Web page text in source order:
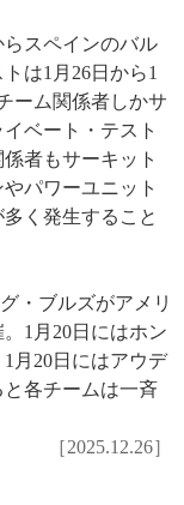
らスペインのバル
は1月26日から1
ーム関係者しかサ
ベート・テスト
者もサーキット
パワーユニット
く発生すること
・ブルズがアメリ
1月20日にはホン
月20日にはアウデ
各チームは一斉
［2025.12.26］